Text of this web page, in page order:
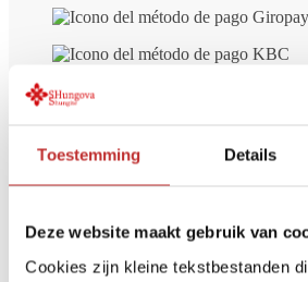
Toestemming Details
Deze website maakt gebruik van
Cookies zijn kleine tekstbestanden
Pago seguro
iDeal, tarjeta de
14 días